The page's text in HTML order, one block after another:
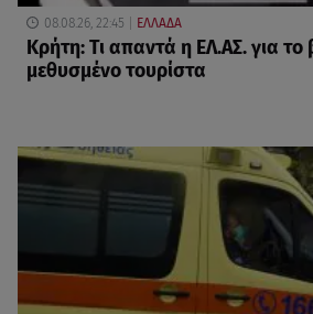
08.08.26, 22:45 ΕΛΛΑΔΑ
Κρήτη: Τι απαντά η ΕΛ.ΑΣ. για το
μεθυσμένο τουρίστα